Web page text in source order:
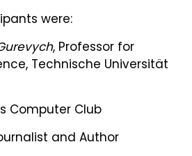
were:
, Professor for
Technische Universität
Computer Club
and Author